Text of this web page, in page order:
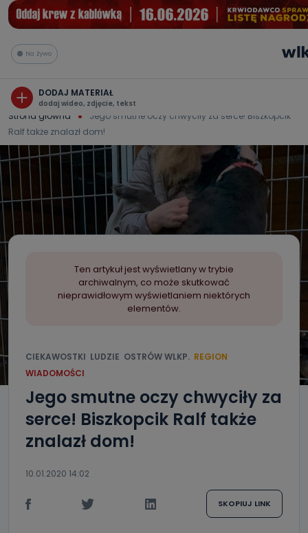
Na żywo
DODAJ MATERIAŁ
dodaj wideo, zdjęcie, tekst
Strona główna
Jego smutne oczy chwyciły za serce! Biszkopcik
Ralf także znalazł dom!
Ten artykuł jest wyświetlany w trybie
archiwalnym, co może skutkować
nieprawidłowym wyświetlaniem niektórych
elementów.
CIEKAWOSTKI LUDZIE OSTRÓW WLKP. REGION
WIADOMOŚCI
Jego smutne oczy chwyciły za
serce! Biszkopcik Ralf także
znalazł dom!
10.01.2020 14:02
SKOPIUJ LINK